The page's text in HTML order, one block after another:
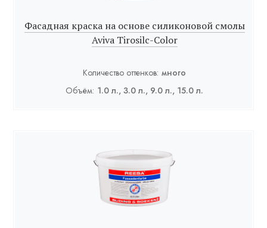
Фасадная краска на основе силиконовой смолы
Aviva Tirosilc-Color
Количество оттенков: много
Объём: 1.0 л., 3.0 л., 9.0 л., 15.0 л.